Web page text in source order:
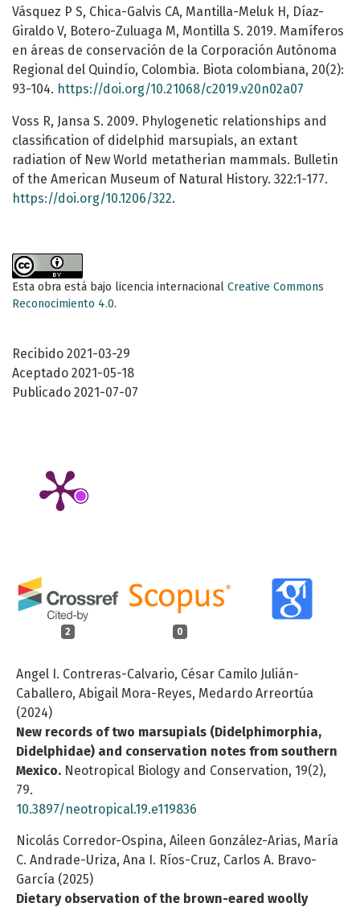
Recibido 2021-03-29
Aceptado 2021-05-18
Publicado 2021-07-07
2 0
Angel I. Contreras-Calvario, César Camilo Julián-
Caballero, Abigail Mora-Reyes, Medardo Arreortúa
(2024)
New records of two marsupials (Didelphimorphia,
Didelphidae) and conservation notes from southern
Mexico. Neotropical Biology and Conservation, 19(2),
79.
10.3897/neotropical.19.e119836
Nicolás Corredor-Ospina, Aileen González-Arias, María
C. Andrade-Uriza, Ana I. Ríos-Cruz, Carlos A. Bravo-
García (2025)
Dietary observation of the brown-eared woolly
Vásquez P S, Chica-Galvis CA, Mantilla-Meluk H, Díaz-
Giraldo V, Botero-Zuluaga M, Montilla S. 2019. Mamíferos
en áreas de conservación de la Corporación Autónoma
Regional del Quindío, Colombia. Biota colombiana, 20(2):
93-104. https://doi.org/10.21068/c2019.v20n02a07
Voss R, Jansa S. 2009. Phylogenetic relationships and
classification of didelphid marsupials, an extant
radiation of New World metatherian mammals. Bulletin
of the American Museum of Natural History. 322:1-177.
https://doi.org/10.1206/322.
Esta obra está bajo licencia internacional Creative Commons
Reconocimiento 4.0.